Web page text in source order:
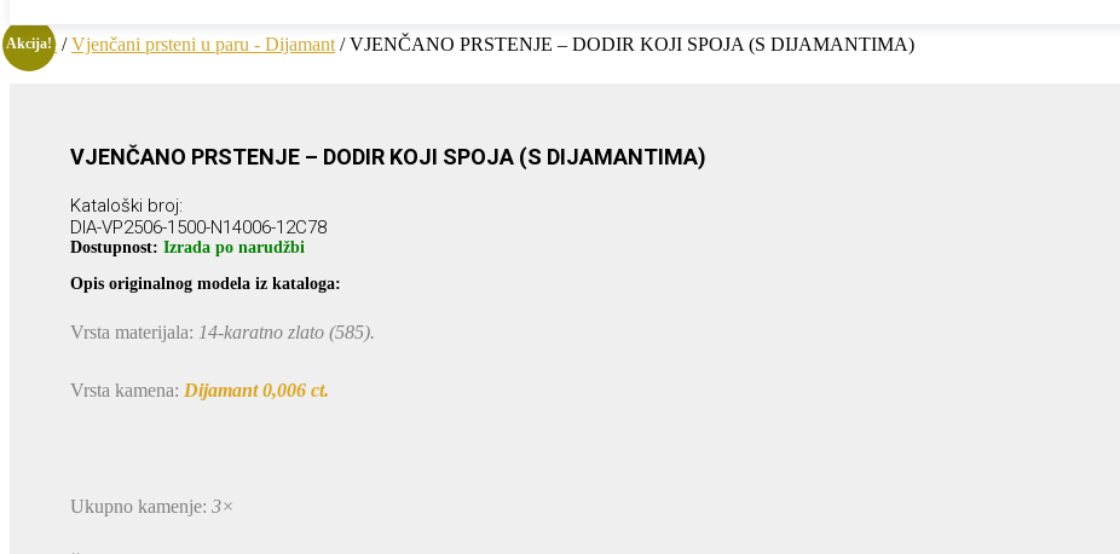
Home /Vjenčani prsteni u paru - Dijamant / VJENČANO PRSTENJE – DODIR KOJI SPOJA (S DIJAMANTIMA)
Akcija!
VJENČANO PRSTENJE – DODIR KOJI SPOJA (S DIJAMANTIMA)
Kataloški broj:
DIA-VP2506-1500-N14006-12C78
Dostupnost: Izrada po narudžbi
Opis originalnog modela iz kataloga:
Vrsta materijala: 14-karatno zlato (585).
Vrsta kamena: Dijamant 0,006 ct.
Ukupno kamenje: 3×